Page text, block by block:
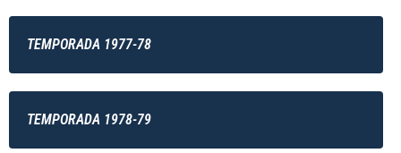
TEMPORADA 1977-78
TEMPORADA 1978-79